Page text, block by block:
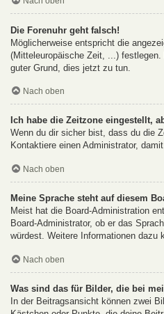
Die Forenuhr geht falsch!
Möglicherweise entspricht die
(Mitteleuropäische Zeit, ...)
guter Grund, dies jetzt zu tun.
Nach oben
Ich habe die Zeitzone eingestellt,
Wenn du dir sicher bist, dass du die
Kontaktiere einen Administrator,
Nach oben
Meine Sprache steht auf diesem
Meist hat die Board-Administration
Board-Administrator, ob er das
würdest. Weitere Informationen dazu
Nach oben
Was sind das für Bilder, die bei
In der Beitragsansicht können zwei